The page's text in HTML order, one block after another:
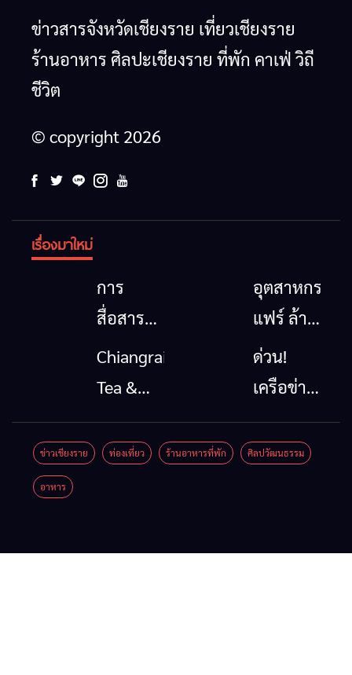
ข่าวสารจังหวัดเชียงราย เที่ยวเชียงราย
ร้านอาหาร ศิลปะเชียงราย ที่พัก คาเฟ่ วิถี
ชีวิต
© copyright 2026
เรื่องมาใหม่
การ
สื่อสาร
โทรคมนาคม
กรณีภัย
เชียงราย
เมื่อ
อุตสาหกรรม
แฟร์ ล้าน
นาตะวัน
ออก
รวมของดี
สินค้าเด่น
Chiangrai
Tea &
Coffee
Festival
ด่วน!
เครือข่าย
ลุ่มน้ำกก
ยื่น 5 ข้อ
ข่าวเชียงราย ท่องเที่ยว ร้านอาหารที่พัก ศิลปวัฒนธรรม
อาหาร